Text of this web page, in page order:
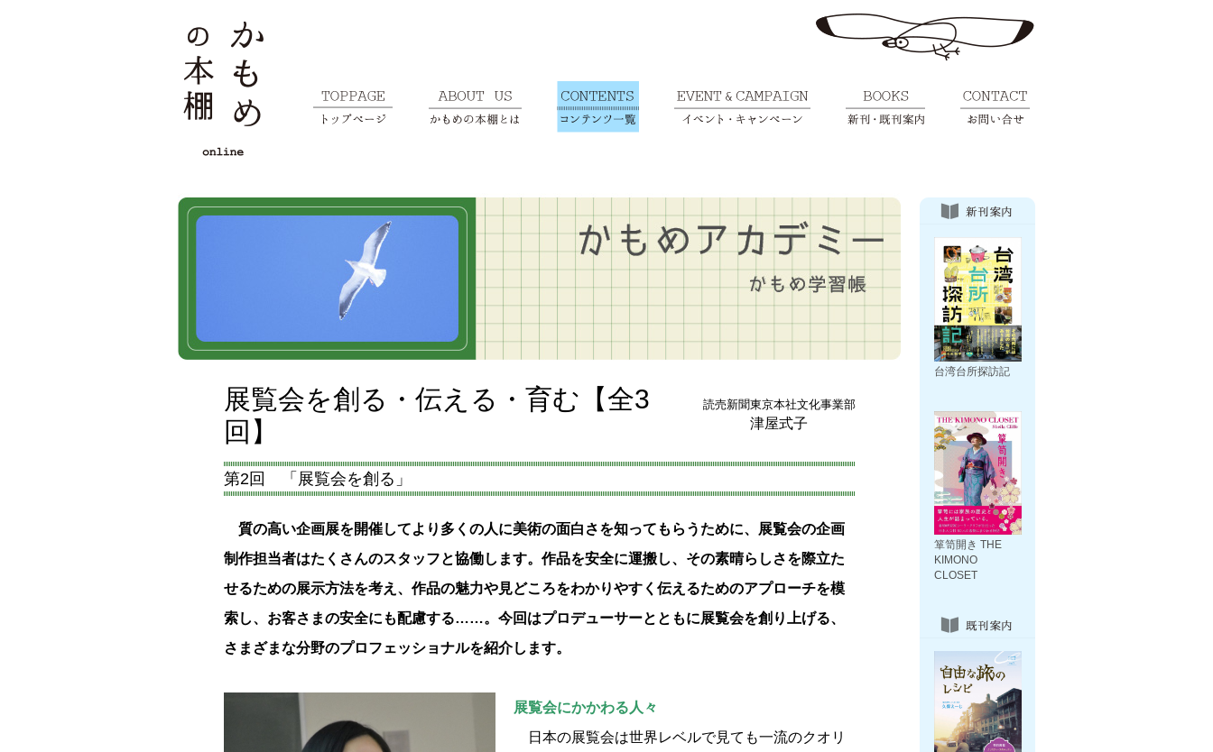
展覧会を創る・伝える・育む【全3
回】
読売新聞東京本社文化事業部
津屋式子
第2回 「展覧会を創る」
質の高い企画展を開催してより多くの人に美術の面白さを知ってもらうために、展覧会の企画
制作担当者はたくさんのスタッフと協働します。作品を安全に運搬し、その素晴らしさを際立た
せるための展示方法を考え、作品の魅力や見どころをわかりやすく伝えるためのアプローチを模
索し、お客さまの安全にも配慮する……。今回はプロデューサーとともに展覧会を創り上げる、
さまざまな分野のプロフェッショナルを紹介します。
展覧会にかかわる人々
日本の展覧会は世界レベルで見ても一流のクオリ
台湾台所探訪記
箪笥開き THE
KIMONO
CLOSET